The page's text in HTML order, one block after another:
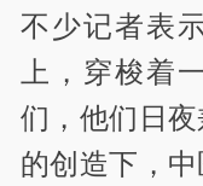
不少记者表
上，穿梭着
们，他们日
的创造下，